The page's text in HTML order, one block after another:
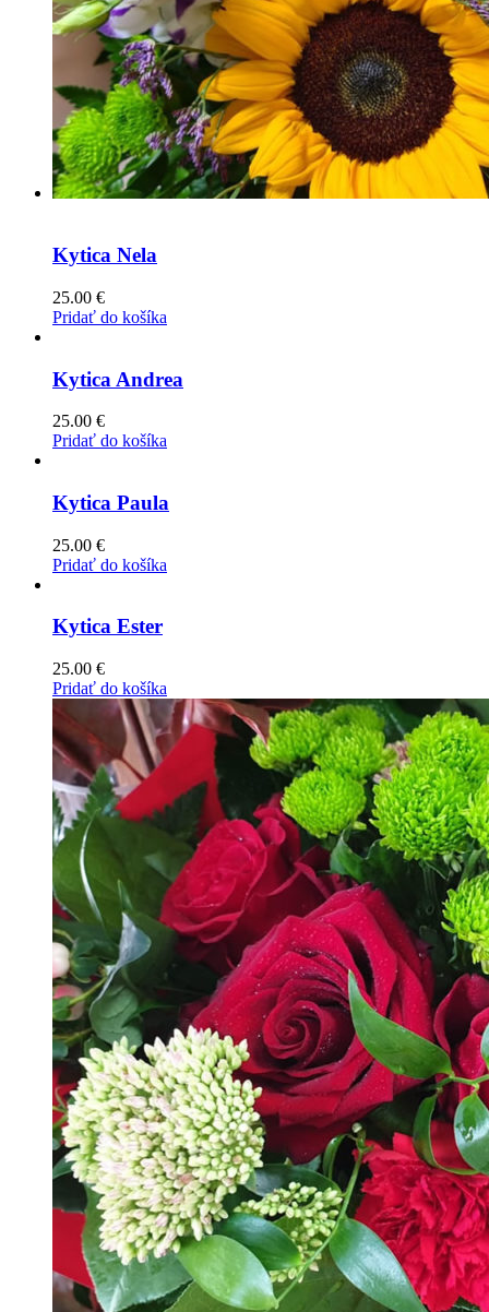
Kytica Nela
25.00 €
Pridať do košíka
Kytica Andrea
25.00 €
Pridať do košíka
Kytica Paula
25.00 €
Pridať do košíka
Kytica Ester
25.00 €
Pridať do košíka